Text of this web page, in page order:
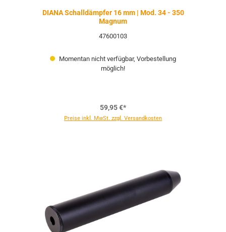
DIANA Schalldämpfer 16 mm | Mod. 34 - 350
Magnum
47600103
Momentan nicht verfügbar, Vorbestellung
möglich!
59,95 €*
Preise inkl. MwSt. zzgl. Versandkosten